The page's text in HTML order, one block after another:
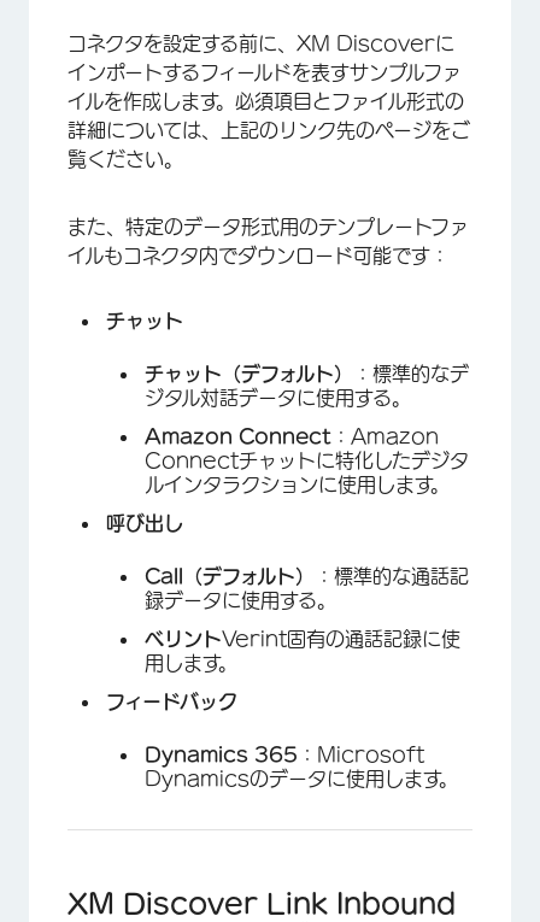
コネクタを設定する前に、XM Discoverに
インポートするフィールドを表すサンプルファ
イルを作成します。必須項目とファイル形式の
詳細については、上記のリンク先のページをご
覧ください。
また、特定のデータ形式用のテンプレートファ
イルもコネクタ内でダウンロード可能です：
チャット
チャット（デフォルト）
：標準的なデ
ジタル対話データに使用する。
Amazon Connect ：Amazon
Connectチャットに特化したデジタ
ルインタラクションに使用します。
呼び出し
Call（デフォルト）
：標準的な通話記
録データに使用する。
ベリントVerint固有の通話記録に使
用します。
フィードバック
Dynamics 365 ：Microsoft
Dynamicsのデータに使用します。
XM Discover Link Inbound